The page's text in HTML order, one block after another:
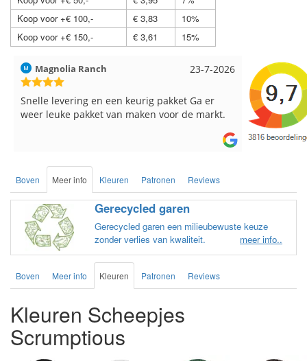
Koop voor +€ 100,-
€ 3,83
10%
Koop voor +€ 150,-
€ 3,61 15%
23-7-2026
Magnolia Ranch
Snelle levering en een keurig pakket Ga er
weer leuke pakket van maken voor de markt.
Hilde uit
Reeds
de service.
Boven Meer info Kleuren Patronen Reviews
Gerecycled garen
Gerecycled garen een milieubewuste keuze
zonder verlies van kwaliteit.
meer info..
Boven Meer info Kleuren Patronen Reviews
Kleuren Scheepjes
Scrumptious